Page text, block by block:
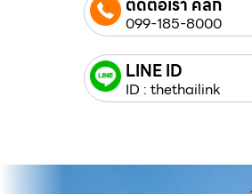
099-185-8000
LINE ID
ID : thethailink